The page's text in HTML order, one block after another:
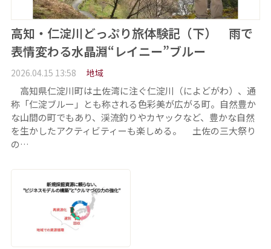
高知・仁淀川どっぷり旅体験記（下） 雨で
表情変わる水晶淵“レイニー”ブルー
2026.04.15 13:58 地域
高知県仁淀川町は土佐湾に注ぐ仁淀川（によどがわ）、通
称「仁淀ブルー」とも称される色彩美が広がる町。自然豊か
な山間の町でもあり、渓流釣りやカヤックなど、豊かな自然
を生かしたアクティビティーも楽しめる。 土佐の三大祭り
の…